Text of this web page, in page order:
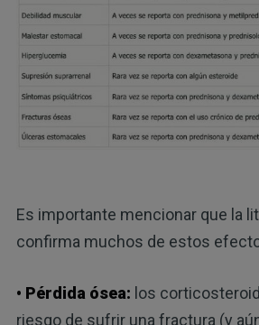
Es importante mencionar que la
confirma muchos de estos
• Pérdida ósea: los
riesgo de sufrir una fractura (y